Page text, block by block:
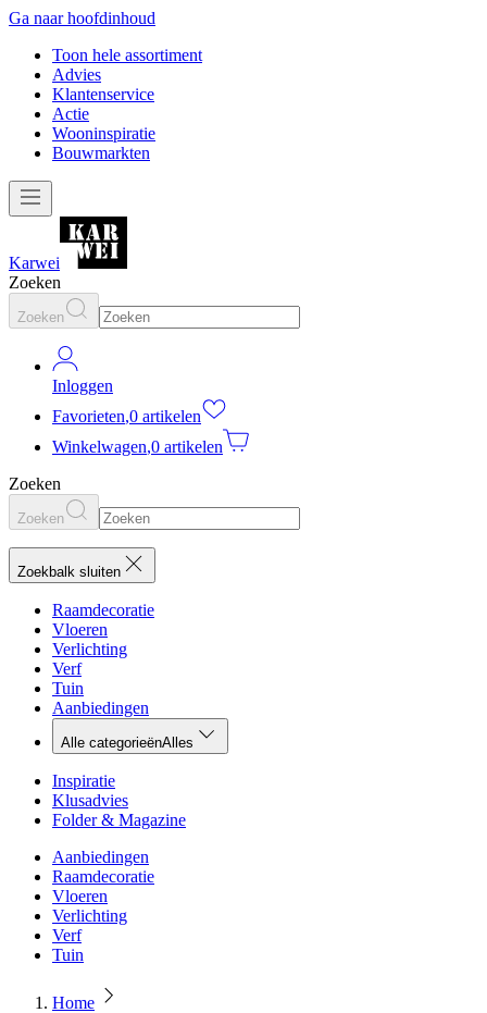
Ga naar hoofdinhoud
Toon hele assortiment
Advies
Klantenservice
Actie
Wooninspiratie
Bouwmarkten
Karwei
Zoeken
Zoeken
Inloggen
Favorieten,0 artikelen
Winkelwagen,0 artikelen
Zoeken
Zoeken
Zoekbalk sluiten
Raamdecoratie
Vloeren
Verlichting
Verf
Tuin
Aanbiedingen
Alle categorieënAlles
Inspiratie
Klusadvies
Folder & Magazine
Aanbiedingen
Raamdecoratie
Vloeren
Verlichting
Verf
Tuin
Home